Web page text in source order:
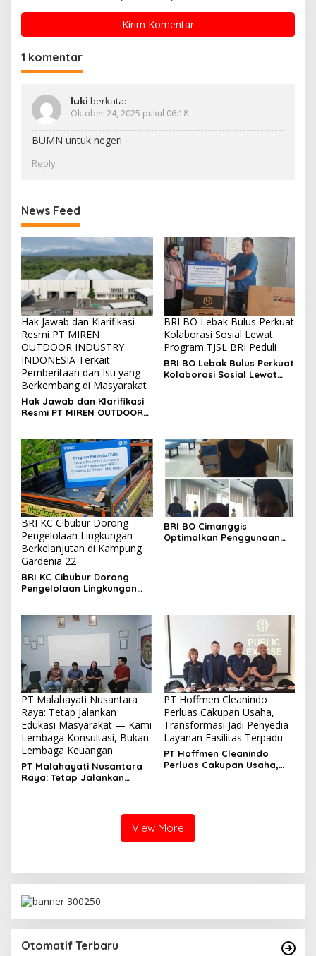
1 komentar
luki berkata:
Oktober 24, 2025 pukul 06:18
BUMN untuk negeri
Reply
News Feed
Hak Jawab dan Klarifikasi
Resmi PT MIREN
OUTDOOR INDUSTRY
INDONESIA Terkait
Pemberitaan dan Isu yang
Berkembang di Masyarakat
Hak Jawab dan Klarifikasi
Resmi PT MIREN OUTDOOR
Isu yang Berkembang di
Masyarakat
BRI BO Lebak Bulus Perkuat
Kolaborasi Sosial Lewat
Program TJSL BRI Peduli
BRI BO Lebak Bulus Perkuat
Kolaborasi Sosial Lewat
BRI KC Cibubur Dorong
Pengelolaan Lingkungan
Berkelanjutan di Kampung
Gardenia 22
BRI KC Cibubur Dorong
Pengelolaan Lingkungan
BRI BO Cimanggis
Optimalkan Penggunaan
PT Malahayati Nusantara
Raya: Tetap Jalankan
Edukasi Masyarakat — Kami
Lembaga Konsultasi, Bukan
Lembaga Keuangan
PT Malahayati Nusantara
Raya: Tetap Jalankan
PT Hoffmen Cleanindo
Perluas Cakupan Usaha,
Transformasi Jadi Penyedia
Layanan Fasilitas Terpadu
PT Hoffmen Cleanindo
Perluas Cakupan Usaha,
View More
Otomatif Terbaru